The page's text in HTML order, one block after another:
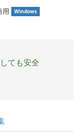
用 Windows
ても安全